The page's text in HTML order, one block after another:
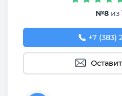
№8 из
+7 (383)
+7 (383)